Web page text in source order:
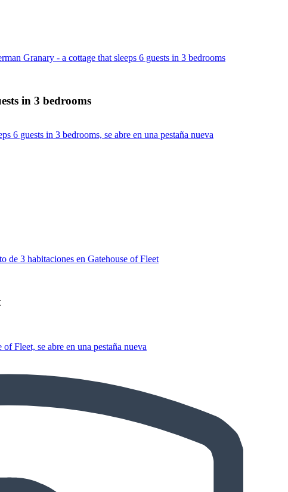
Granary - a cottage that sleeps 6 guests in 3 bedrooms
in 3 bedrooms
6 guests in 3 bedrooms, se abre en una pestaña nueva
de 3 habitaciones en Gatehouse of Fleet
Fleet, se abre en una pestaña nueva